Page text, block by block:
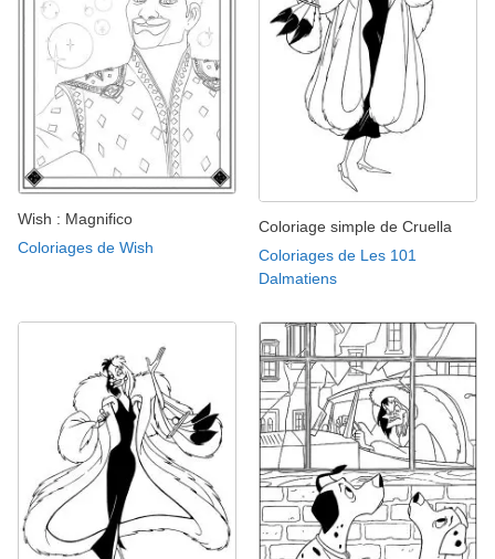
Wish : Magnifico
Coloriages de Wish
Coloriage simple de Cruella
Coloriages de Les 101
Dalmatiens